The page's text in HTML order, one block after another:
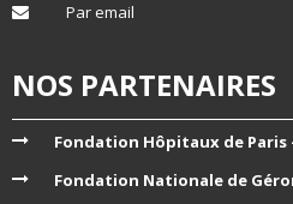
Par email
NOS PARTENAIRES
Fondation Hôpitaux de Paris
Fondation Nationale de